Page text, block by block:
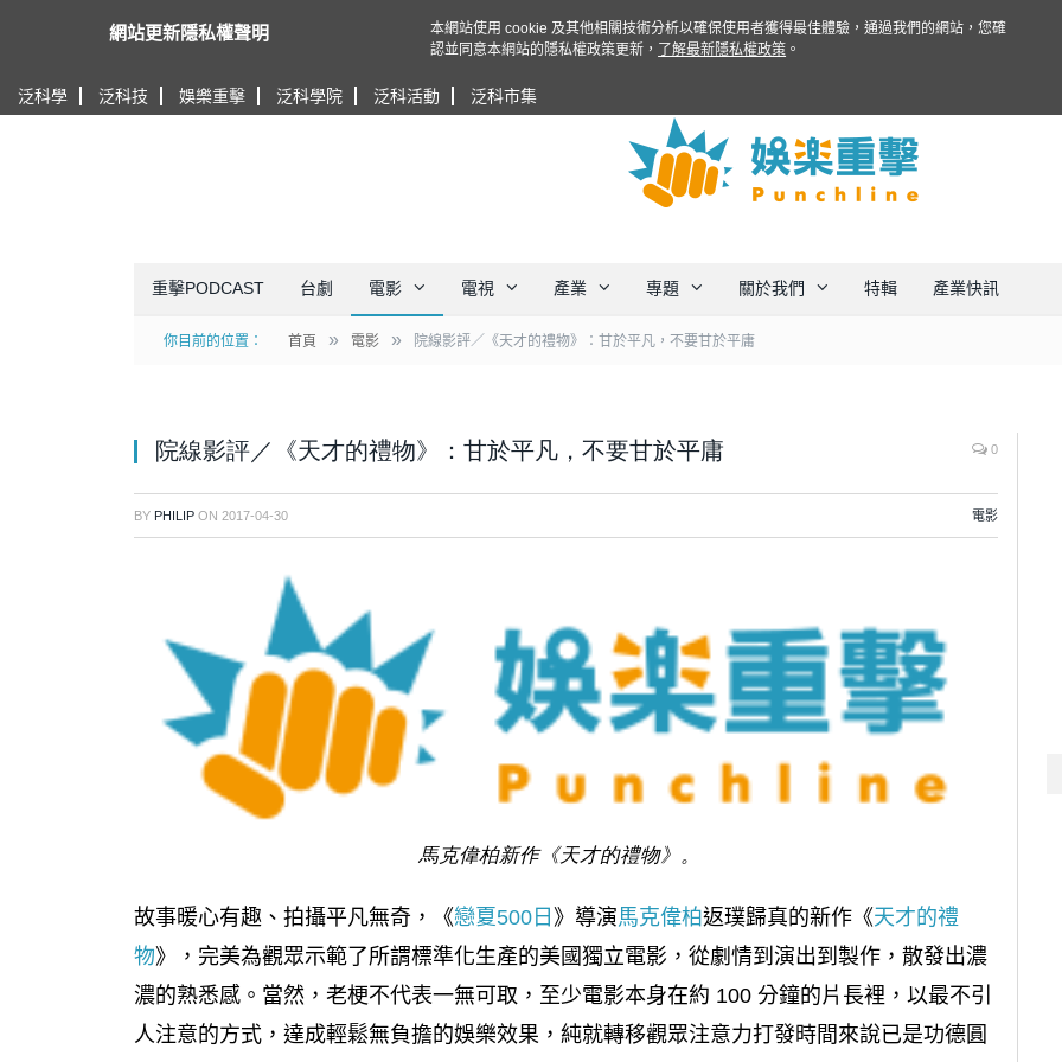
泛科學 泛科技 娛樂重擊 泛科學院 泛科活動 泛科市集
重擊PODCAST 台劇 電影 電視 產業 專題 關於我們 特輯 產業快訊
你目前的位置： 首頁 » 電影 » 院線影評／《天才的禮物》：甘於平凡，不要甘於平庸
院線影評／《天才的禮物》：甘於平凡，不要甘於平庸 0
BY PHILIP ON 2017-04-30 電影
馬克偉柏新作《天才的禮物》。
故事暖心有趣、拍攝平凡無奇，《戀夏500日 》導演馬克偉柏返璞歸真的新作《天才的禮
物》，完美為觀眾示範了所謂標準化生產的美國獨立電影，從劇情到演出到製作，散發出濃
濃的熟悉感。當然，老梗不代表一無可取，至少電影本身在約 100 分鐘的片長裡，以最不引
人注意的方式，達成輕鬆無負擔的娛樂效果，純就轉移觀眾注意力打發時間來說已是功德圓
網站更新隱私權聲明
本網站使用 cookie 及其他相關技術分析以確保使用者獲得最佳體驗，通過我們的網站，您確
認並同意本網站的隱私權政策更新，
了解最新隱私權政策 。